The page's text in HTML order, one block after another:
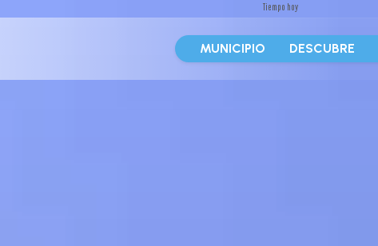
Tiempo hoy
MUNICIPIO DESCUBRE